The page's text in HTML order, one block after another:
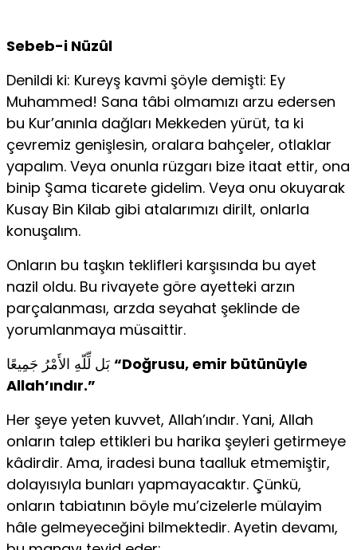
Sebeb-i Nüzûl
Denildi ki: Kureyş kavmi şöyle demişti: Ey
Muhammed! Sana tâbi olmamızı arzu edersen
bu Kur’anınla dağları Mekkeden yürüt, ta ki
çevremiz genişlesin, oralara bahçeler, otlaklar
yapalım. Veya onunla rüzgarı bize itaat ettir, ona
binip Şama ticarete gidelim. Veya onu okuyarak
Kusay Bin Kilab gibi atalarımızı dirilt, onlarla
konuşalım.
Onların bu taşkın teklifleri karşısında bu ayet
nazil oldu. Bu rivayete göre ayetteki arzın
parçalanması, arzda seyahat şeklinde de
yorumlanmaya müsaittir.
“Doğrusu, emir bütünüyle
Allah’ındır.”
Her şeye yeten kuvvet, Allah’ındır. Yani, Allah
onların talep ettikleri bu harika şeyleri getirmeye
kâdirdir. Ama, iradesi buna taalluk etmemiştir,
dolayısıyla bunları yapmayacaktır. Çünkü,
onların tabiatının böyle mu’cizelerle mülayim
hâle gelmeyeceğini bilmektedir. Ayetin devamı,